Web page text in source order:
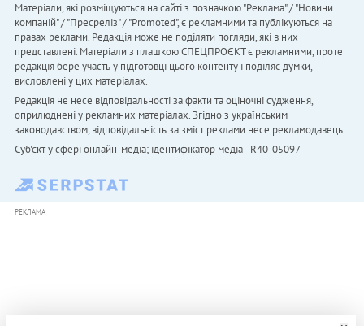
Матеріали, які розміщуються на сайті з позначкою "Реклама" / "Новини
компаній" / "Пресреліз" / "Promoted", є рекламними та публікуються на
правах реклами. Редакція може не поділяти погляди, які в них
представлені. Матеріали з плашкою СПЕЦПРОЄКТ є рекламними, проте
редакція бере участь у підготовці цього контенту і поділяє думки,
висловлені у цих матеріалах.
Редакція не несе відповідальності за факти та оціночні судження,
оприлюднені у рекламних матеріалах. Згідно з українським
законодавством, відповідальність за зміст реклами несе рекламодавець.
Cуб'єкт у сфері онлайн-медіа; ідентифікатор медіа - R40-05097
РЕКЛАМА